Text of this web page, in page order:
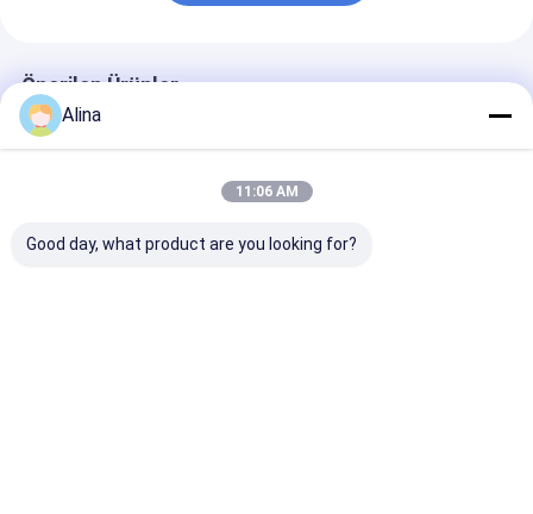
Önerilen Ürünler
Alina
11:06 AM
Good day, what product are you looking for?